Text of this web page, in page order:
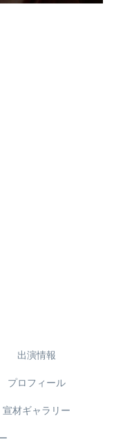
出演情報
プロフィール
宣材ギャラリー